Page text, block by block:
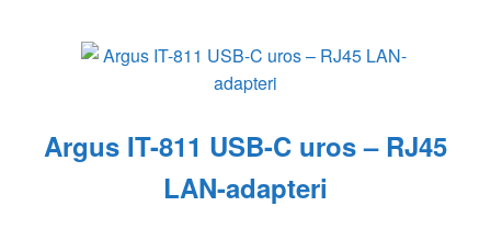
Argus IT-811 USB-C uros – RJ45
LAN-adapteri